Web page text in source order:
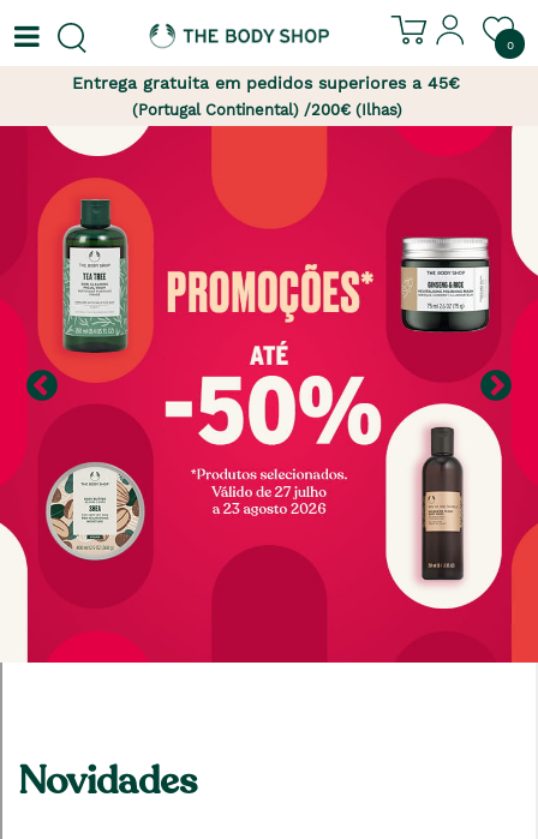
0
Entrega gratuita em pedidos superiores a 45€
(Portugal Continental) /200€ (Ilhas)
Novidades